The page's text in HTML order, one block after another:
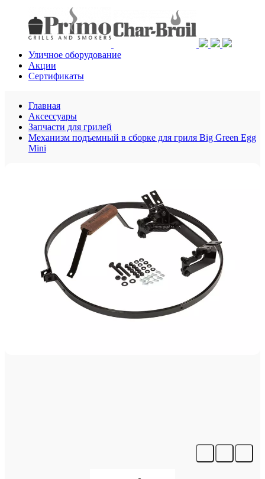
Уличное оборудование
Акции
Сертификаты
Главная
Аксессуары
Запчасти для грилей
Механизм подъемный в сборке для гриля Big Green Egg
Mini